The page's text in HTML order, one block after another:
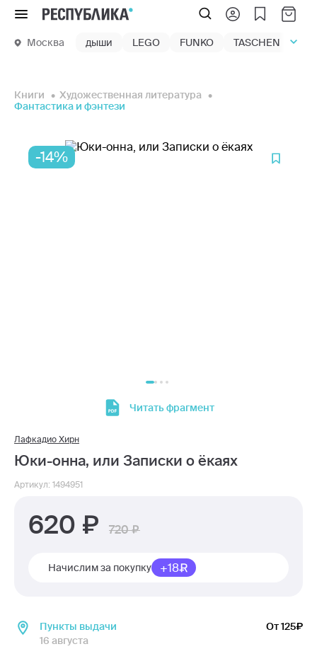
Меню
Москва дыши LEGO FUNKO TASCHEN
Книги
Художественная литература
Фантастика и фэнтези
-14%
Читать фрагмент
Лафкадио Хирн
Юки-онна, или Записки о ёкаях
Артикул: 1494951
620 720
Начислим за покупку +18
Пункты выдачи
16 августа
От 125